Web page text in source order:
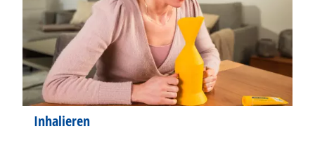
Inhalieren